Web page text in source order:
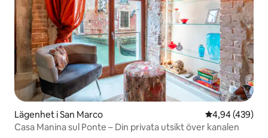
Lägenhet i San Marco 4,94 av 5 i
4,94 (439)
Casa Manina sul Ponte – Din privata utsikt över kanalen